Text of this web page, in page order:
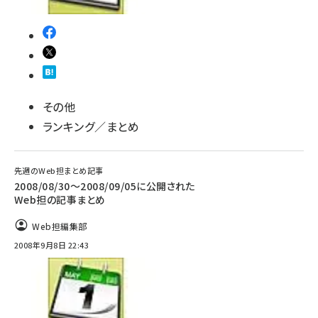
その他
ランキング／まとめ
先週のWeb担まとめ記事
2008/08/30～2008/09/05に公開された
Web担の記事まとめ
Web担編集部
2008年9月8日 22:43